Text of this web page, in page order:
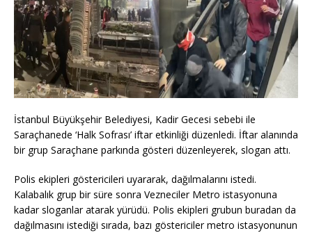
İstanbul Büyükşehir Belediyesi, Kadir Gecesi sebebi ile
Saraçhanede ‘Halk Sofrası’ iftar etkinliği düzenledi. İftar alanında
bir grup Saraçhane parkında gösteri düzenleyerek, slogan attı.
Polis ekipleri göstericileri uyararak, dağılmalarını istedi.
Kalabalık grup bir süre sonra Vezneciler Metro istasyonuna
kadar sloganlar atarak yürüdü. Polis ekipleri grubun buradan da
dağılmasını istediği sırada, bazı göstericiler metro istasyonunun